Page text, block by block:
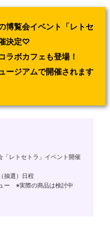
博覧会イベント「レトセ
決定♡
ラボカフェも登場！
ージアムで開催されます
「レトセトラ」イベント開催
抽選）日程
ー ※実際の商品は検討中